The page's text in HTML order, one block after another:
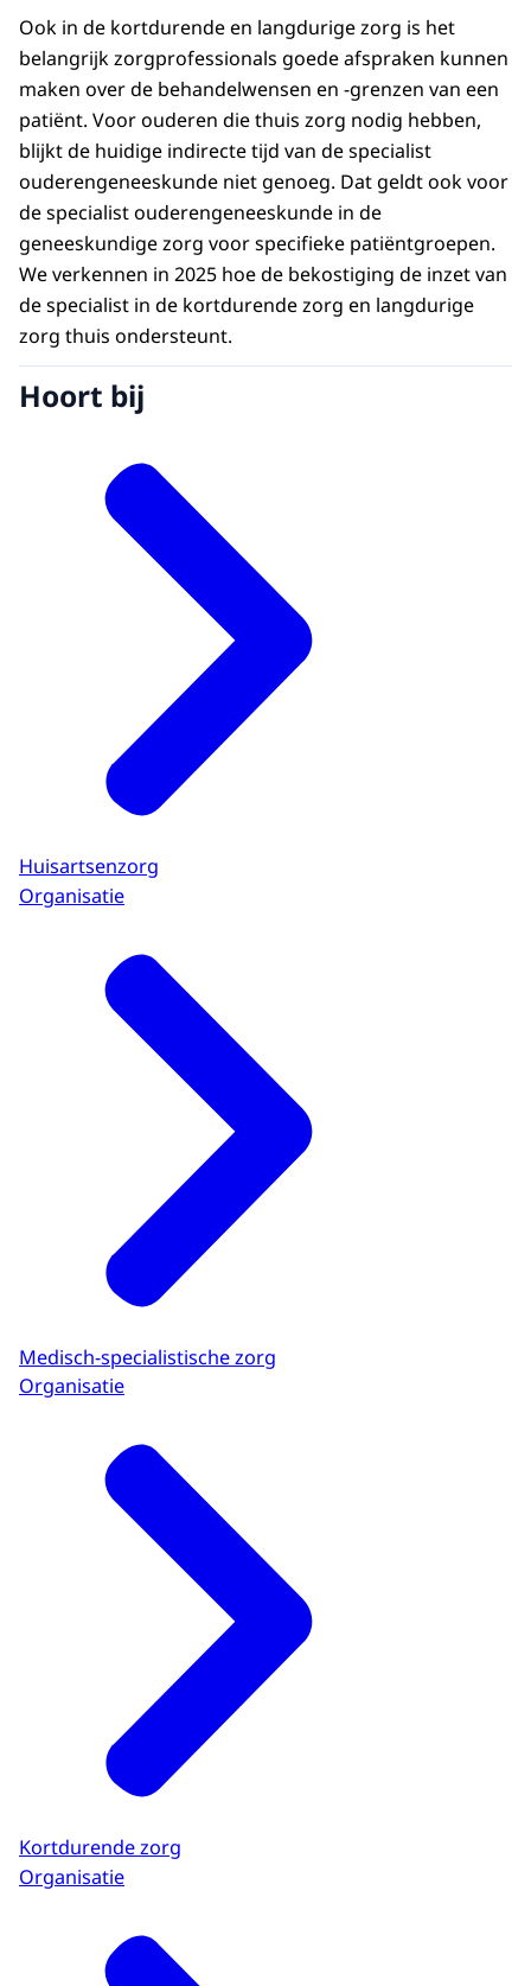
Ook in de kortdurende en langdurige zorg is het
belangrijk zorgprofessionals goede afspraken kunnen
maken over de behandelwensen en -grenzen van een
patiënt. Voor ouderen die thuis zorg nodig hebben,
blijkt de huidige indirecte tijd van de specialist
ouderengeneeskunde niet genoeg. Dat geldt ook voor
de specialist ouderengeneeskunde in de
geneeskundige zorg voor specifieke patiëntgroepen.
We verkennen in 2025 hoe de bekostiging de inzet van
de specialist in de kortdurende zorg en langdurige
zorg thuis ondersteunt.
Hoort bij
Huisartsenzorg
Organisatie
Medisch-specialistische zorg
Organisatie
Kortdurende zorg
Organisatie